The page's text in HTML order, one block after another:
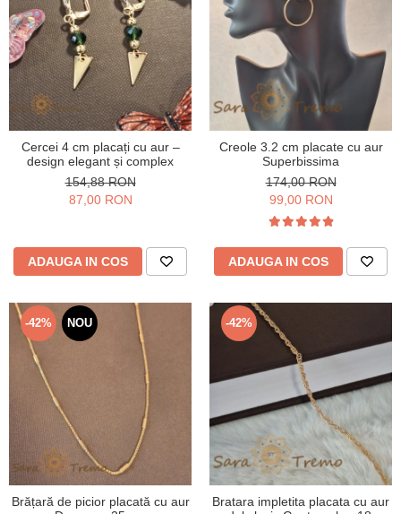
Cercei 4 cm placați cu aur –
design elegant și complex
154,88 RON
87,00 RON
ADAUGA IN COS
Creole 3.2 cm placate cu aur
Superbissima
174,00 RON
99,00 RON
ADAUGA IN COS
-42% NOU
Brățară de picior placată cu aur
-42%
Bratara impletita placata cu aur